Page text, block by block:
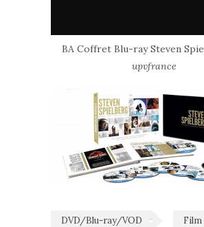
BA Coffret Blu-ray Steven
upvfrance
DVD/Blu-ray/VOD Film